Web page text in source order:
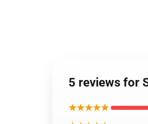
5 reviews for
★★★★★